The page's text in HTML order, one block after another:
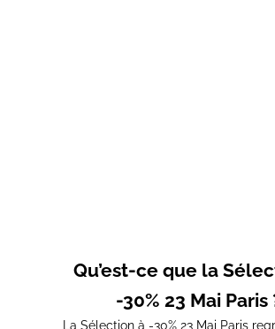
Qu’est-ce que la
-30% 23 Mai Paris
La Sélection à -30% 23 Mai Paris